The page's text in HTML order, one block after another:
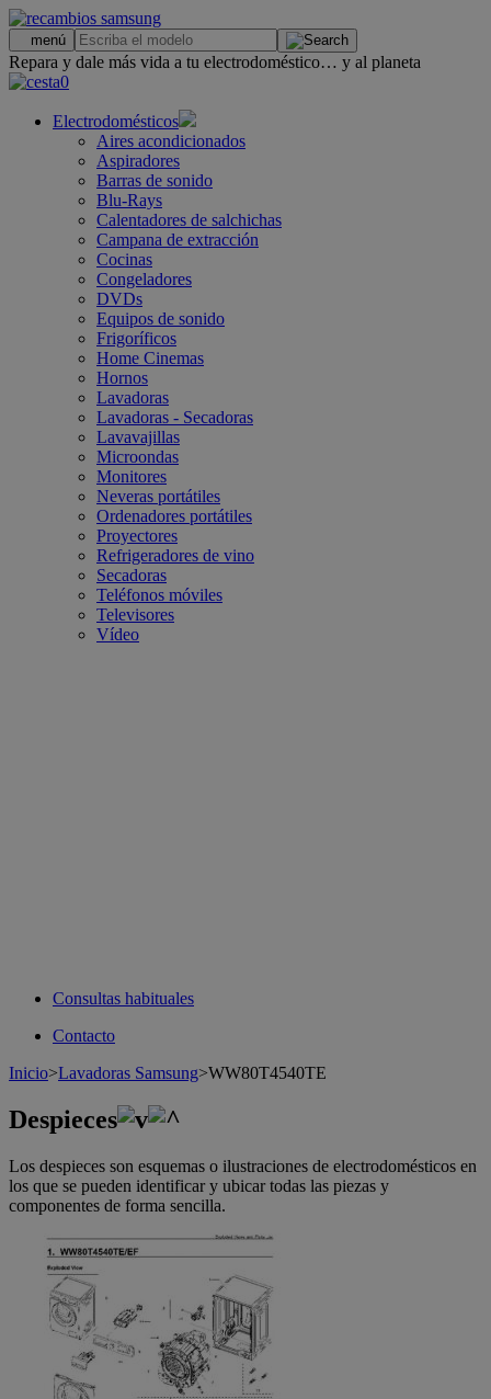
menú
Repara y dale más vida a tu electrodoméstico… y al planeta
0
Electrodomésticos
Aires acondicionados
Aspiradores
Barras de sonido
Blu-Rays
Calentadores de salchichas
Campana de extracción
Cocinas
Congeladores
DVDs
Equipos de sonido
Frigoríficos
Home Cinemas
Hornos
Lavadoras
Lavadoras - Secadoras
Lavavajillas
Microondas
Monitores
Neveras portátiles
Ordenadores portátiles
Proyectores
Refrigeradores de vino
Secadoras
Teléfonos móviles
Televisores
Vídeo
Consultas habituales
Contacto
Inicio>Lavadoras Samsung>WW80T4540TE
Despieces
Los despieces son esquemas o ilustraciones de electrodomésticos en
los que se pueden identificar y ubicar todas las piezas y
componentes de forma sencilla.